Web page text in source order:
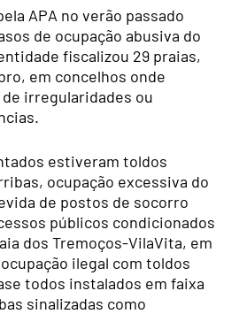
APA no verão passado
de ocupação abusiva do
fiscalizou 29 praias,
em concelhos onde
irregularidades ou
estiveram toldos
ocupação excessiva do
de postos de socorro
públicos condicionados
dos Tremoços-VilaVita, em
ilegal com toldos
todos instalados em faixa
sinalizadas como